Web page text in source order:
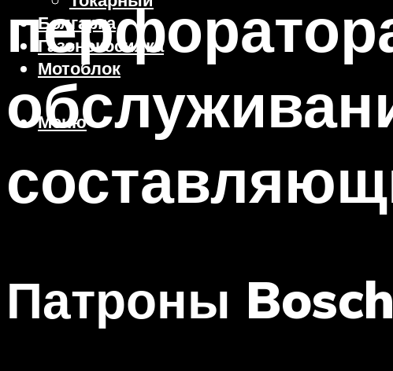
Болгарка
Газонокосилка
Мотоблок
Меню
Патроны Bosch